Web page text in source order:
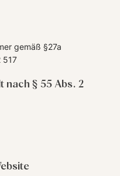
gemäß §27a
517
nach § 55 Abs. 2